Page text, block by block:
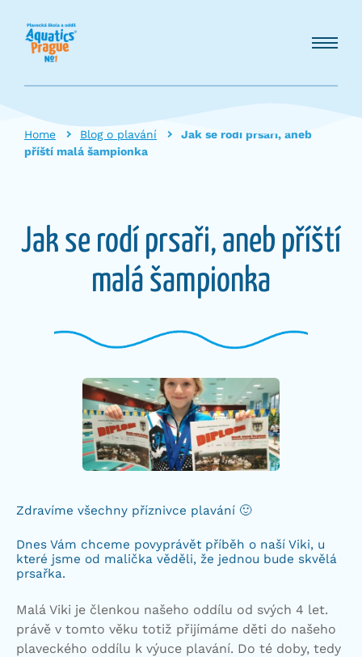
Home Blog o plavání
Jak se rodí prsaři, aneb
příští malá šampionka
Jak se rodí prsaři, aneb příští
malá šampionka
Zdravíme všechny příznivce plavání 🙂
Dnes Vám chceme povyprávět příběh o naší Viki, u
které jsme od malička věděli, že jednou bude skvělá
prsařka.
Malá Viki je členkou našeho oddílu od svých 4 let.
právě v tomto věku totiž přijímáme děti do našeho
plaveckého oddílu k výuce plavání. Do té doby, tedy